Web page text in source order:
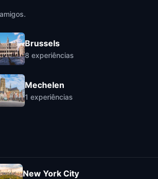
Brussels
8 experiências
Mechelen
1 experiências
New York City